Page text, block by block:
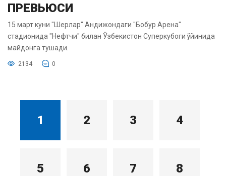
ПРЕВЬЮСИ
15 март куни "Шерлар" Андижондаги "Бобур Арена"
стадионида "Нефтчи" билан Ўзбекистон Суперкубоги ўйинида
майдонга тушади.
2134 0
1 2 3 4
5 6 7 8